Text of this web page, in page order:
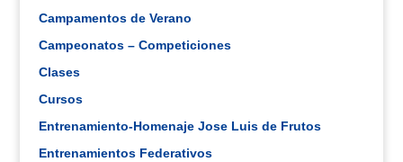
Campamentos de Verano
Campeonatos – Competiciones
Clases
Cursos
Entrenamiento-Homenaje Jose Luis de Frutos
Entrenamientos Federativos